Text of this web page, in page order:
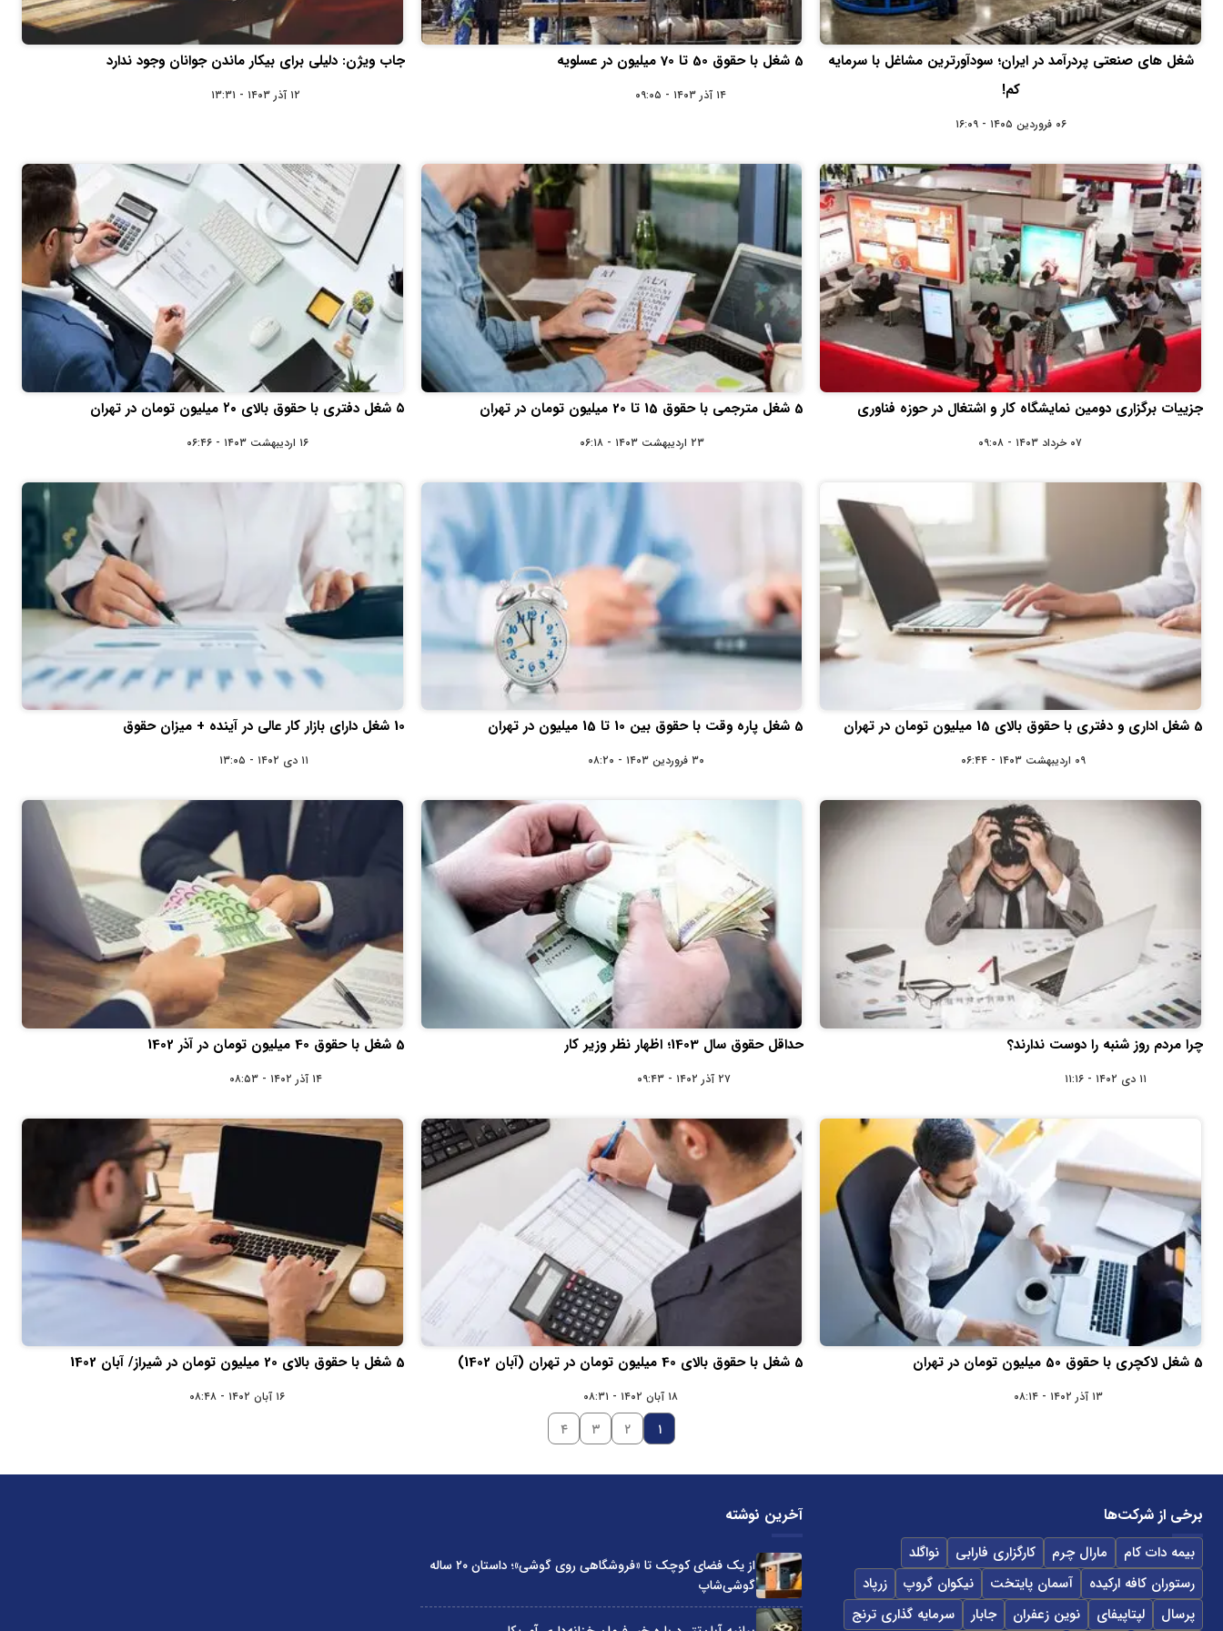
شغل های صنعتی پردرآمد در ایران؛ سودآورترین مشاغل با سرمایه
کم!
۰۶ فروردین ۱۴۰۵ - ۱۶:۰۹
5 شغل با حقوق 50 تا 70 میلیون در عسلویه
۱۴ آذر ۱۴۰۳ - ۰۹:۰۵
جاب ویژن: دلیلی برای بیکار ماندن جوانان وجود ندارد
۱۲ آذر ۱۴۰۳ - ۱۳:۳۱
جزییات برگزاری دومین نمایشگاه کار و اشتغال در حوزه فناوری
۰۷ خرداد ۱۴۰۳ - ۰۹:۰۸
5 شغل مترجمی با حقوق 15 تا 20 میلیون تومان در تهران
۲۳ اردیبهشت ۱۴۰۳ - ۰۶:۱۸
۵ شغل دفتری با حقوق بالای ۲۰ میلیون تومان در تهران
۱۶ اردیبهشت ۱۴۰۳ - ۰۶:۴۶
5 شغل اداری و دفتری با حقوق بالای 15 میلیون تومان در تهران
۰۹ اردیبهشت ۱۴۰۳ - ۰۶:۴۴
5 شغل پاره وقت با حقوق بین 10 تا 15 میلیون در تهران
۳۰ فروردین ۱۴۰۳ - ۰۸:۲۰
10 شغل دارای بازار کار عالی در آینده + میزان حقوق
۱۱ دی ۱۴۰۲ - ۱۳:۰۵
چرا مردم روز شنبه را دوست ندارند؟
۱۱ دی ۱۴۰۲ - ۱۱:۱۶
حداقل حقوق سال 1403؛ اظهار نظر وزیر کار
۲۷ آذر ۱۴۰۲ - ۰۹:۴۳
5 شغل با حقوق 40 میلیون تومان در آذر 1402
۱۴ آذر ۱۴۰۲ - ۰۸:۵۳
5 شغل لاکچری با حقوق 50 میلیون تومان در تهران
۱۳ آذر ۱۴۰۲ - ۰۸:۱۴
5 شغل با حقوق بالای 40 میلیون تومان در تهران (آبان 1402)
۱۸ آبان ۱۴۰۲ - ۰۸:۳۱
5 شغل با حقوق بالای 20 میلیون تومان در شیراز/ آبان 1402
۱۶ آبان ۱۴۰۲ - ۰۸:۴۸
۱ ۲ ۳ ۴
برخی از شرکت‌ها
بیمه دات کام مارال چرم کارگزاری فارابی
نواگلد
رستوران کافه ارکیده
آسمان پایتخت نیکوان گروپ
زرپاد
پرسال
لپتاپیفای نوین زعفران جابار سرمایه گذاری ترنج
آخرین نوشته
از یک فضای کوچک تا «فروشگاهی روی گوشی»؛ داستان ۲۰ ساله
گوشی‌شاپ